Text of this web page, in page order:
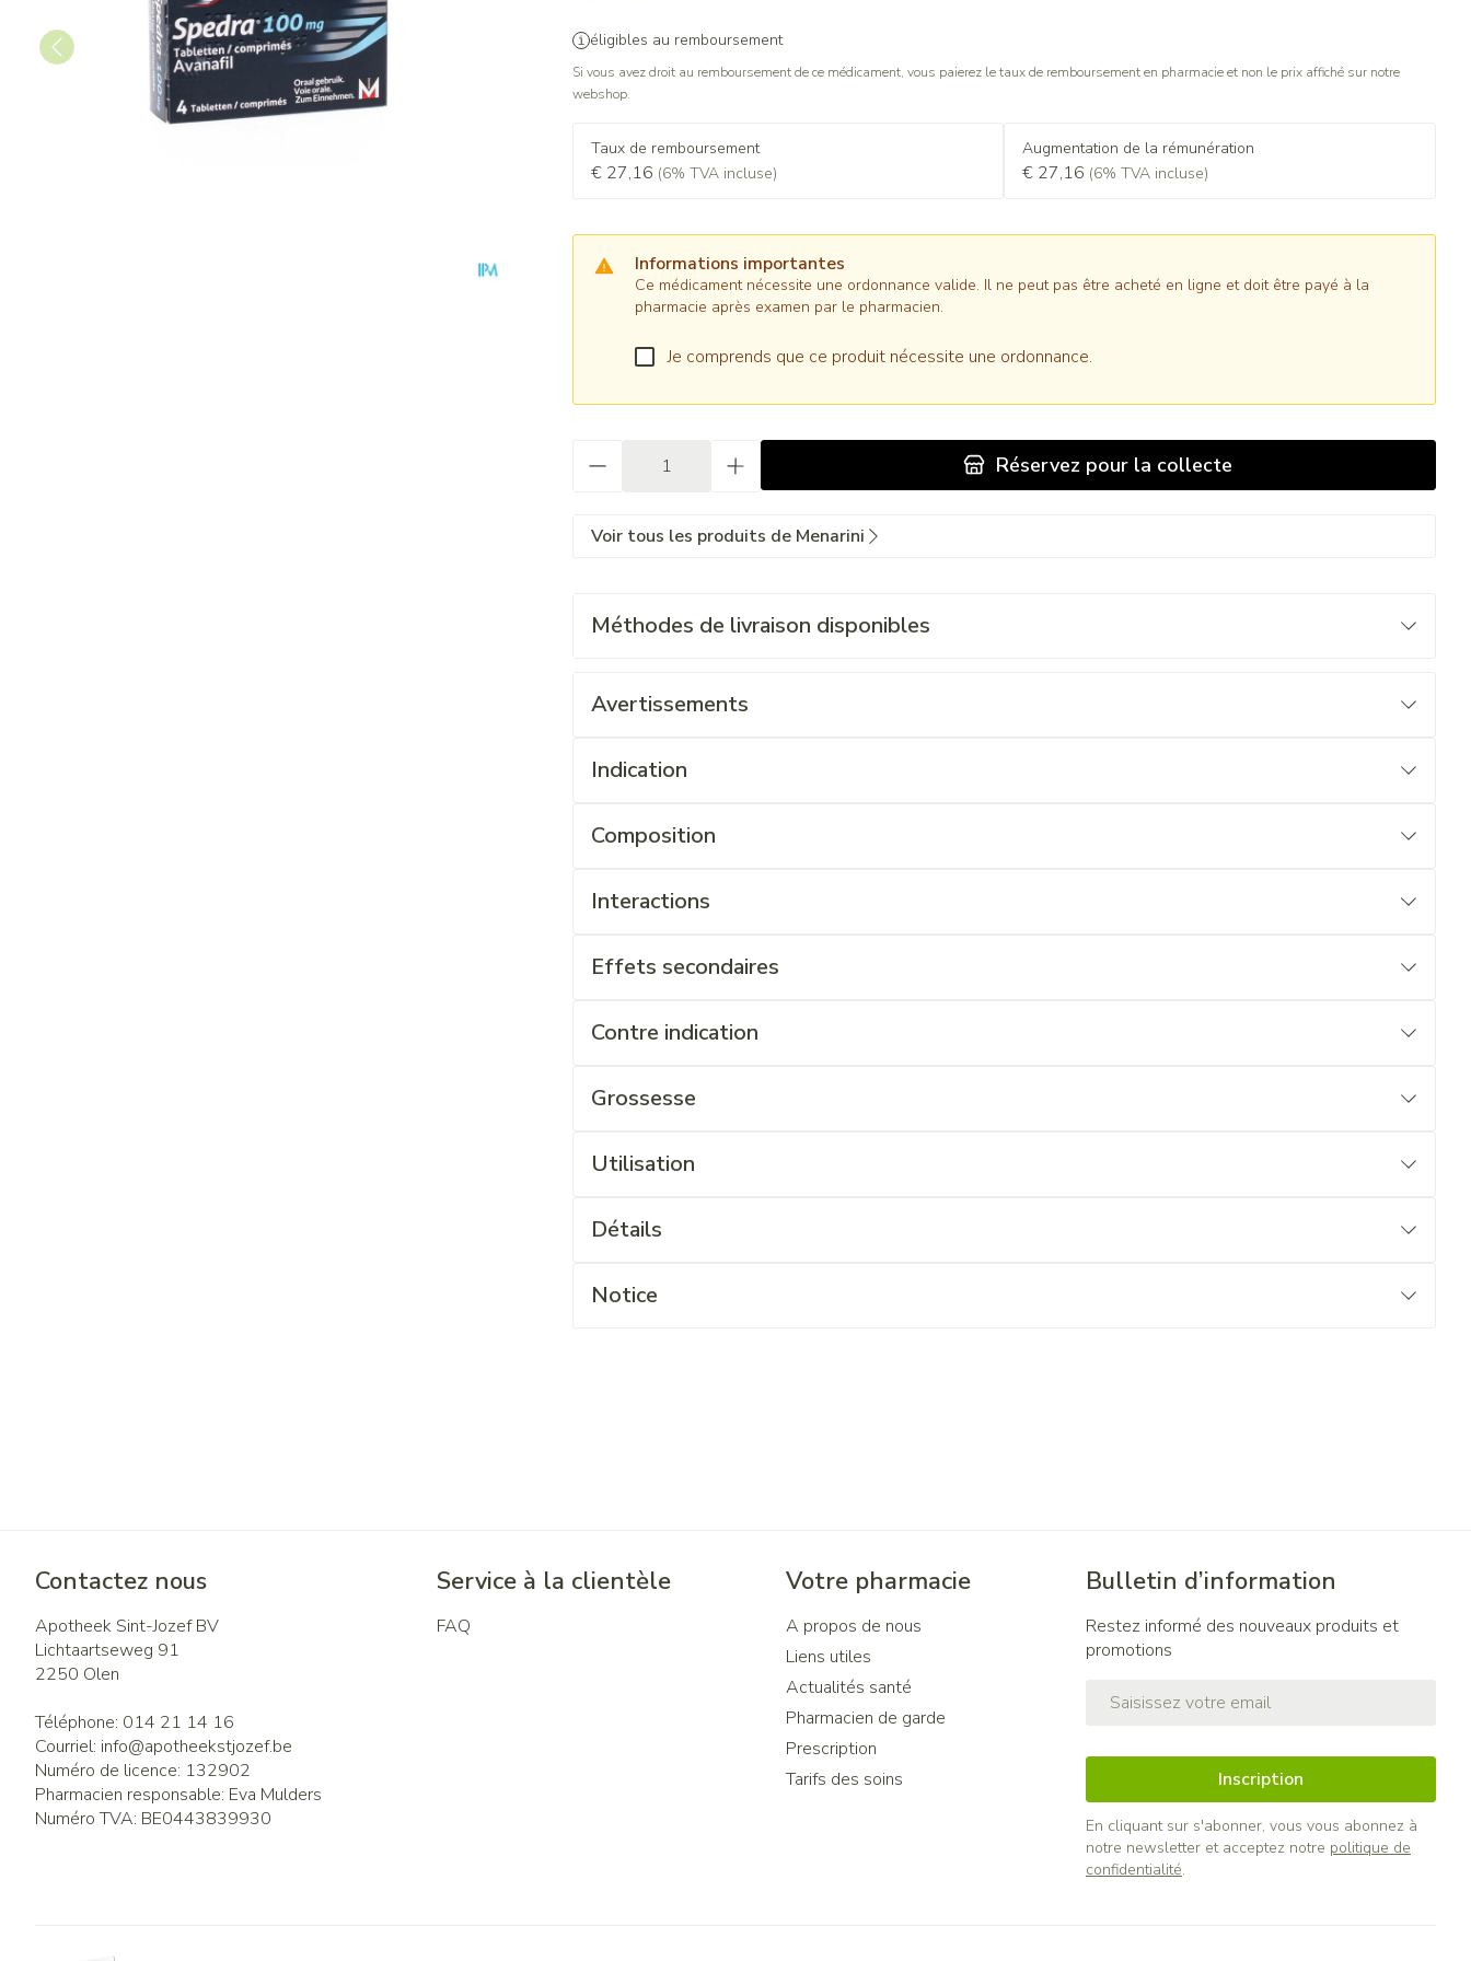
éligibles au remboursement
Si vous avez droit au remboursement de ce médicament, vous paierez le taux de remboursement en pharmacie et non le prix affiché sur notre
webshop.
Taux de remboursement
€ 27,16 (6% TVA incluse)
Augmentation de la rémunération
€ 27,16 (6% TVA incluse)
Informations importantes
Ce médicament nécessite une ordonnance valide. Il ne peut pas être acheté en ligne et doit être payé à la
pharmacie après examen par le pharmacien.
Je comprends que ce produit nécessite une ordonnance.
Réservez pour la collecte
Voir tous les produits de Menarini
Méthodes de livraison disponibles
Avertissements
Indication
Composition
Interactions
Effets secondaires
Contre indication
Grossesse
Utilisation
Détails
Notice
Contactez nous
Apotheek Sint-Jozef BV
Lichtaartseweg 91
2250 Olen
Téléphone: 014 21 14 16
Courriel: info@apotheekstjozef.be
Numéro de licence: 132902
Pharmacien responsable: Eva Mulders
Numéro TVA: BE0443839930
Service à la clientèle
FAQ
Votre pharmacie
A propos de nous
Liens utiles
Actualités santé
Pharmacien de garde
Prescription
Tarifs des soins
Bulletin d’information
Restez informé des nouveaux produits et
promotions
Inscription
En cliquant sur s'abonner, vous vous abonnez à
notre newsletter et acceptez notre politique de
confidentialité.